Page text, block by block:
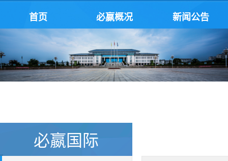
首页 必嬴概况 新闻公告
必嬴国际